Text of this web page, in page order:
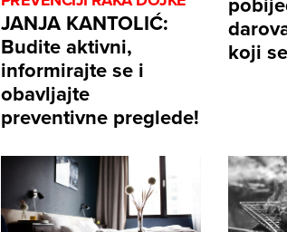
JANJA KANTOLIĆ:
Budite aktivni,
informirajte se i
obavljajte
preventivne preglede!
koji